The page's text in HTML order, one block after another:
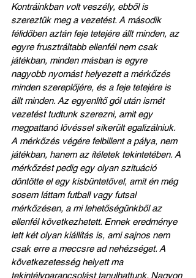
Kontráinkban volt veszély, ebből is
szereztük meg a vezetést. A második
félidőben aztán feje tetejére állt minden, az
egyre frusztráltabb ellenfél nem csak
játékban, minden másban is egyre
nagyobb nyomást helyezett a mérkőzés
minden szereplőjére, és a feje tetejére is
állt minden. Az egyenlítő gól után ismét
vezetést tudtunk szerezni, amit egy
megpattanó lövéssel sikerült egalizálniuk.
A mérkőzés végére felbillent a pálya, nem
játékban, hanem az ítéletek tekintetében. A
mérkőzést pedig egy olyan szituáció
döntötte el egy kisbüntetővel, amit én még
sosem láttam futball vagy futsal
mérkőzésen, a mi lehetőségünkből az
ellenfél következhetett. Ennek eredménye
lett két olyan kiállítás is, ami sajnos nem
csak erre a meccsre ad nehézséget. A
következetesség helyett ma
tekintélyparancsolást tanulhattunk. Nagyon